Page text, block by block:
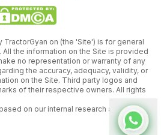
on (the 'Site') is for general
the information on the Site is provided
no representation or warranty of any
the accuracy, adequacy, validity, or
on the Site. Third party logos and
of their respective owners. All rights
on our internal research and may